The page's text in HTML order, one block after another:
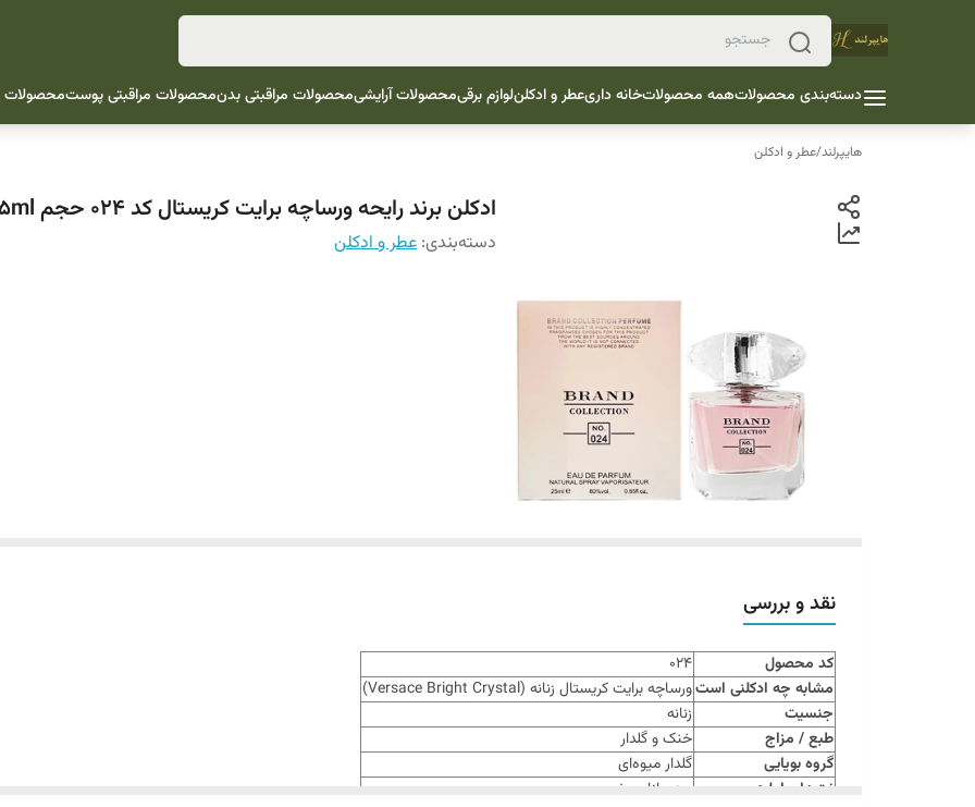
دسته‌بندی محصولاتهمه محصولاتخانه داریعطر و ادکلنلوازم برقیمحصولات آرایشیمحصولات مراقبتی بدنمحصولات مراقبتی پوستمحصولات
هایپرلند/عطر و ادکلن
ادکلن برند رایحه ورساچه برایت کریستال کد 024 حجم 25ml/ زنانه
دسته‌بندی: عطر و ادکلن
نقد و بررسی
کد محصول
۰۲۴
مشابه چه ادکلنی استورساچه برایت کریستال زنانه (Versace Bright Crystal)
جنسیت
زنانه
طبع / مزاج
خنک و گلدار
گروه بویایی
گلدار میوه‌ای
نت‌های اولیه
یوزو، انار، یخ